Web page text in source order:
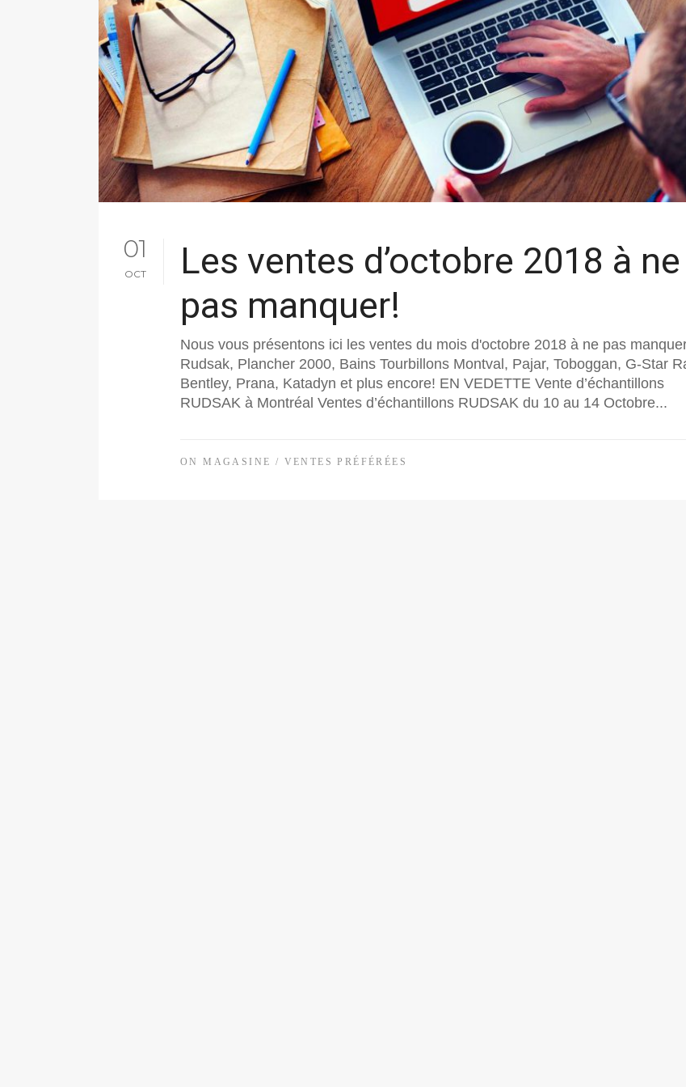
01
OCT
Les ventes d’octobre 2018 à ne
pas manquer!
Nous vous présentons ici les ventes du mois d'octobre 2018 à ne pas
Rudsak, Plancher 2000, Bains Tourbillons Montval, Pajar, Toboggan, G-Star
Bentley, Prana, Katadyn et plus encore! EN VEDETTE Vente d’échantillons
RUDSAK à Montréal Ventes d’échantillons RUDSAK du 10 au 14 Octobre...
ON MAGASINE / VENTES PRÉFÉRÉES